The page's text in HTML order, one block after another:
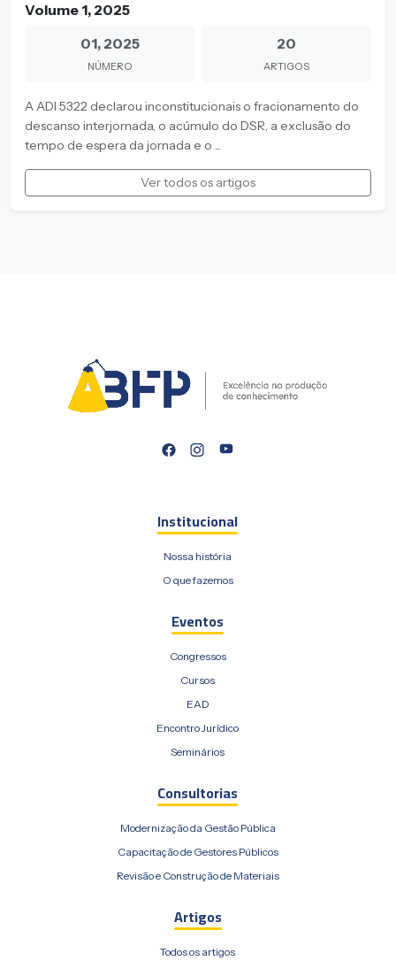
Volume 1, 2025
01, 2025
NÚMERO
20
ARTIGOS
A ADI 5322 declarou inconstitucionais o fracionamento do
descanso interjornada, o acúmulo do DSR, a exclusão do
tempo de espera da jornada e o ...
Ver todos os artigos
Institucional
Nossa história
O que fazemos
Eventos
Congressos
Cursos
EAD
Encontro Jurídico
Seminários
Consultorias
Modernização da Gestão Pública
Capacitação de Gestores Públicos
Revisão e Construção de Materiais
Artigos
Todos os artigos